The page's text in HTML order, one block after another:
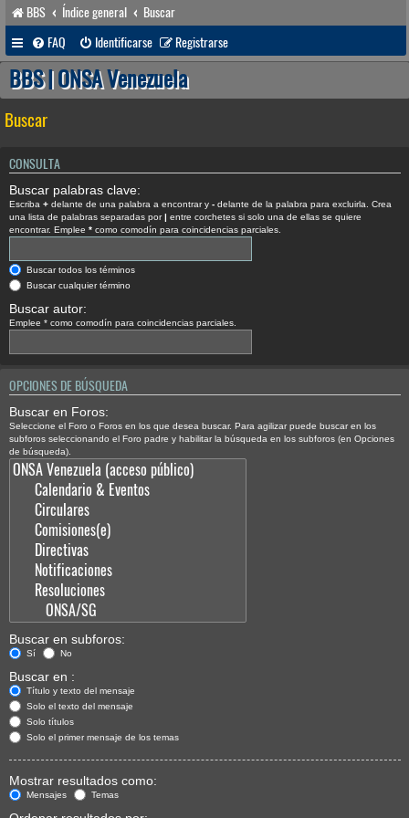
BBS Índice general
Buscar
FAQ
Identificarse Registrarse
BBS | ONSA Venezuela
Buscar
CONSULTA
Buscar palabras clave:
Escriba + delante de una palabra a encontrar y - delante de la palabra para excluirla. Crea
una lista de palabras separadas por| entre corchetes si solo una de ellas se quiere
encontrar. Emplee * como comodín para coincidencias parciales.
Buscar todos los términos
Buscar cualquier término
Buscar autor:
Emplee * como comodín para coincidencias parciales.
OPCIONES DE BÚSQUEDA
Buscar en Foros:
Seleccione el Foro o Foros en los que desea buscar. Para agilizar puede buscar en los
subforos seleccionando el Foro padre y habilitar la búsqueda en los subforos (en Opciones
de búsqueda).
Buscar en subforos:
Sí No
Buscar en :
Título y texto del mensaje
Solo el texto del mensaje
Solo títulos
Solo el primer mensaje de los temas
Mostrar resultados como:
Mensajes Temas